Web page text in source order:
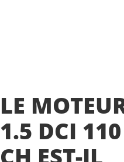
LE
1.5 DCI 110